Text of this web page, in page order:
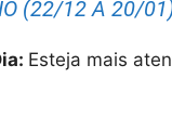
(22/12 A 20/
Esteja mais